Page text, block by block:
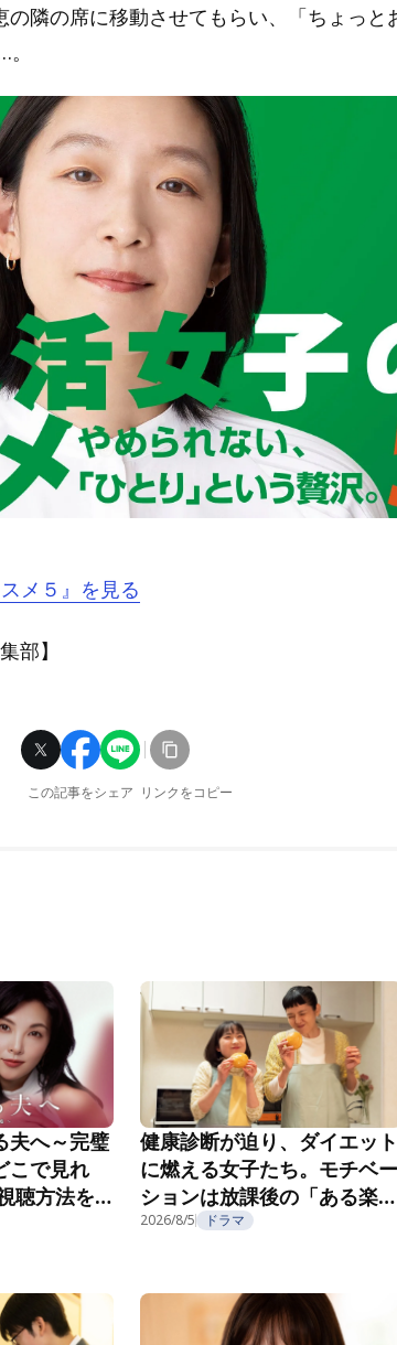
隣の席に移動させてもらい、「ちょっと
メ５』を見る
部】
この記事をシェア リンクをコピー
夫へ～完璧
こで見れ
聴方法を
健康診断が迫り、ダイエット
に燃える女子たち。モチベー
ションは放課後の「ある楽し
み」で……？『こころのフフ
2026/8/5 ドラマ